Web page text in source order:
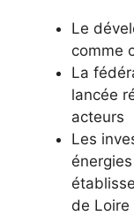
Le
comme
La
lancée
acteurs
Les
de Loire